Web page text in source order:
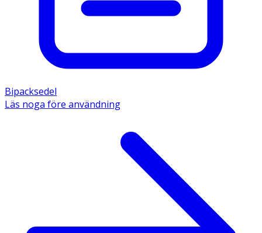
Bipacksedel
Läs noga före användning